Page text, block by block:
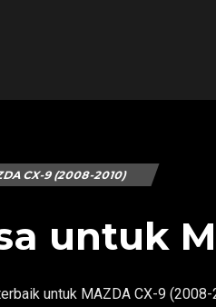
CX-9 (2008-2010)
untuk
untuk MAZDA CX-9